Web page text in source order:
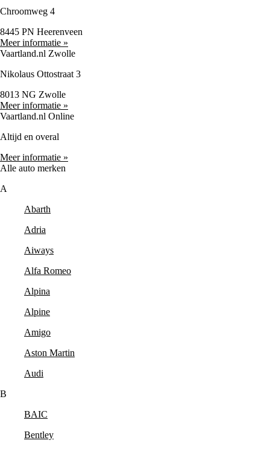
Chroomweg 4
8445 PN Heerenveen
Meer informatie »
Vaartland.nl Zwolle
Nikolaus Ottostraat 3
8013 NG Zwolle
Meer informatie »
Vaartland.nl Online
Altijd en overal
Meer informatie »
Alle auto merken
A
Abarth
Adria
Aiways
Alfa Romeo
Alpina
Alpine
Amigo
Aston Martin
Audi
B
BAIC
Bentley